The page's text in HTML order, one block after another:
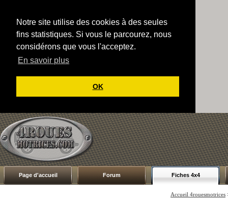
Notre site utilise des cookies à des seules
fins statistiques. Si vous le parcourez, nous
considérons que vous l'acceptez.
En savoir plus
OK
Page d'accueil Forum Fiches 4x4
Accueil 4rouesmotrices